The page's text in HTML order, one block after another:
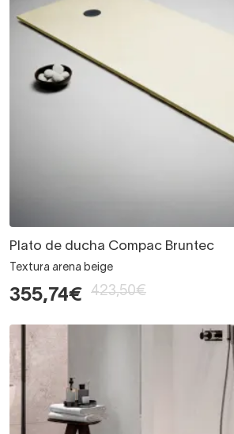
Plato de ducha Compac Bruntec
Textura arena beige
355,74€ 423,50€